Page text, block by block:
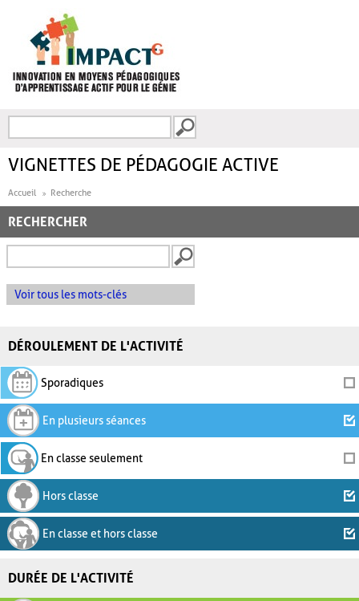
FORMULAIRE DE
VIGNETTES DE PÉDAGOGIE ACTIVE
Accueil Recherche
RECHERCHER
Voir tous les mots-clés
DÉROULEMENT DE L'ACTIVITÉ
Sporadiques
En plusieurs séances
En classe seulement
Hors classe
En classe et hors classe
DURÉE DE L'ACTIVITÉ